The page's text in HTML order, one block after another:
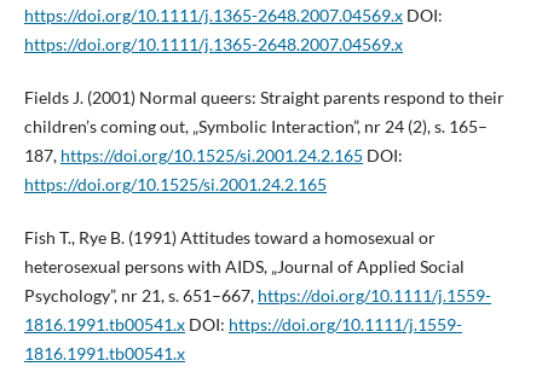
https://doi.org/10.1111/j.1365-2648.2007.04569.xDOI:
https://doi.org/10.1111/j.1365-2648.2007.04569.x
Fields J. (2001) Normal queers: Straight parents respond to their
children’s coming out, „Symbolic Interaction”, nr 24 (2), s. 165–
187, https://doi.org/10.1525/si.2001.24.2.165 DOI:
https://doi.org/10.1525/si.2001.24.2.165
Fish T., Rye B. (1991) Attitudes toward a homosexual or
heterosexual persons with AIDS, „Journal of Applied Social
Psychology”, nr 21, s. 651–667, https://doi.org/10.1111/j.1559-
1816.1991.tb00541.xDOI: https://doi.org/10.1111/j.1559-
1816.1991.tb00541.x